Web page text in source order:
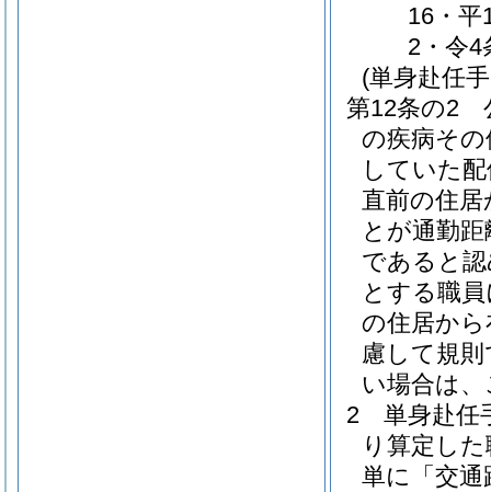
16・平
2・令4
(単身赴任
第12条の2
の疾病そ
していた
直前の住
とが通勤
であると
とする職
の住居か
慮して規
い場合は
2
単身赴任
り算定し
単に「交